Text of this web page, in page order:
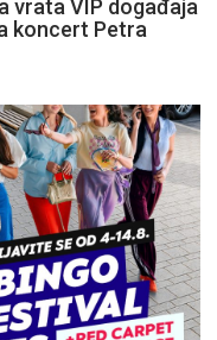
vrata VIP događaja
koncert Petra